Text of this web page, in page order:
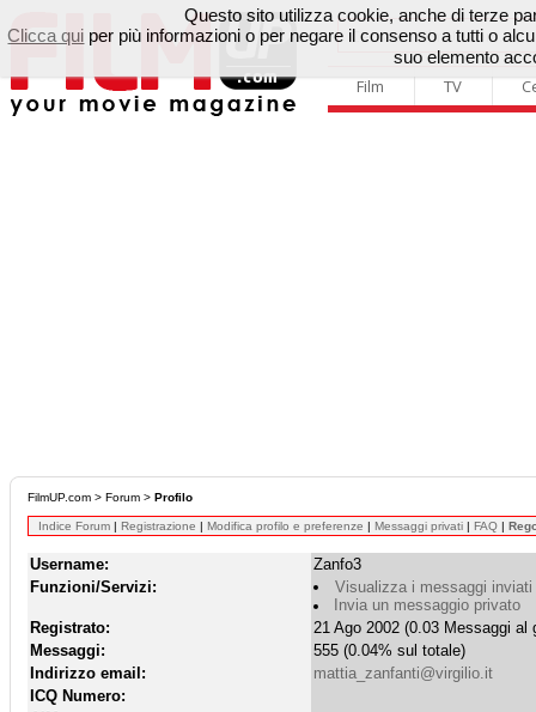
Film TV
FilmUP.com > Forum > Profilo
Indice Forum | Registrazione | Modifica profilo e preferenze | Messaggi privati | FAQ |
Username:
Zanfo3
Funzioni/Servizi:
Visualizza i messaggi
Invia un messaggio privato
Registrato:
21 Ago 2002 (0.03 Messaggi al
Messaggi:
555 (0.04% sul totale)
Indirizzo email:
mattia_zanfanti@virgilio.it
ICQ Numero:
Questo sito utilizza cookie, anche di terze
Clicca qui per più informazioni o per negare il consenso a tutti o
suo elemento